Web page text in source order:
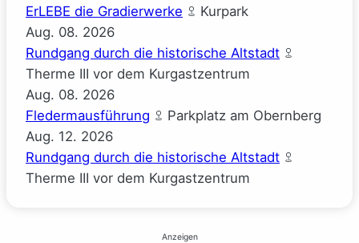
ErLEBE die Gradierwerke
Kurpark
Aug. 08. 2026
Rundgang durch die historische Altstadt
Therme III vor dem Kurgastzentrum
Aug. 08. 2026
Fledermausführung
Parkplatz am Obernberg
Aug. 12. 2026
Rundgang durch die historische Altstadt
Therme III vor dem Kurgastzentrum
Anzeigen